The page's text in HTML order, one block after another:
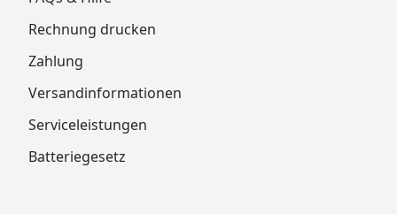
Rechnung drucken
Zahlung
Versandinformationen
Serviceleistungen
Batteriegesetz